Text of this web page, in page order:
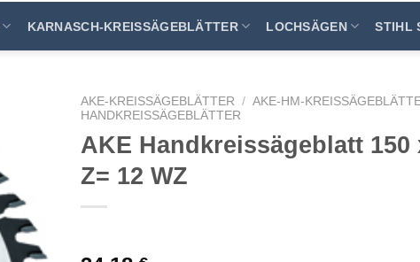
KARNASCH-KREISSÄGEBLÄTTER LOCHSÄGEN STIHL
AKE-KREISSÄGEBLÄTTER / AKE-HM-
HANDKREISSÄGEBLÄTTER
AKE Handkreissägeblatt 150
Z= 12 WZ